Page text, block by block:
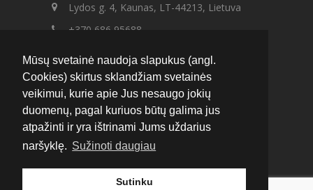
Mūsų svetainė naudoja slapukus (angl.
Cookies) skirtus sklandžiam svetainės
veikimui, kurie apie Jus nesaugo jokių
duomenų, pagal kuriuos būtų galima jus
atpažinti ir yra ištrinami Jums uždarius
naršyklę. Sužinoti daugiau
Sutinku
Lydos g. 4, Kaunas, LT-44213, Lietuva
+370 686 95688
ecat@ecat.lt
Facebook
Instagram
LinkedIn